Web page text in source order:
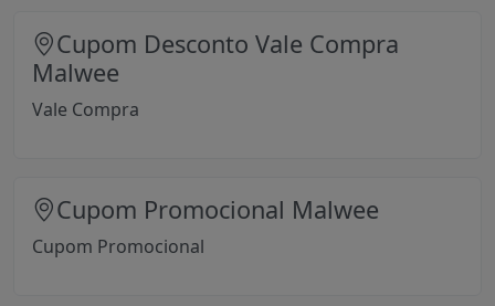
Cupom Desconto Vale Compra
Malwee
Vale Compra
Cupom Promocional Malwee
Cupom Promocional